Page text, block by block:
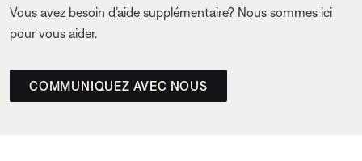
Vous avez besoin d’aide supplémentaire? Nous sommes ici
pour vous aider.
COMMUNIQUEZ AVEC NOUS